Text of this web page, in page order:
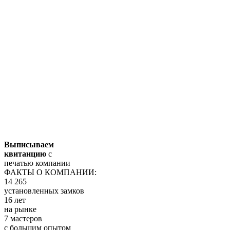
Выписываем
квитанцию с
печатью компании
ФАКТЫ О КОМПАНИИ:
14 265
установленных замков
16 лет
на рынке
7 мастеров
с большим опытом